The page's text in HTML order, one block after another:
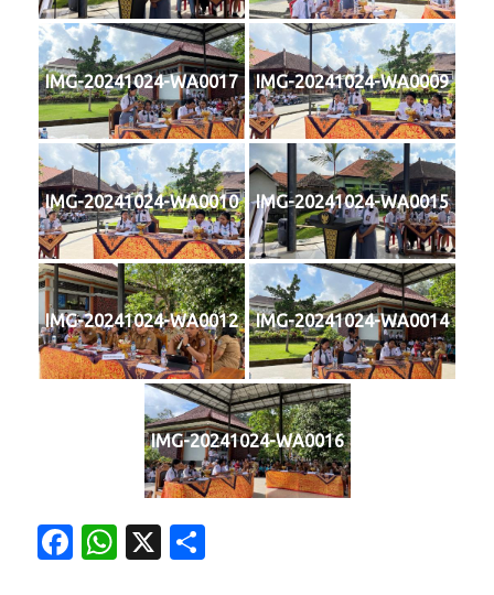
IMG-20241024-WA0017 IMG-20241024-WA0009
IMG-20241024-WA0010 IMG-20241024-WA0015
IMG-20241024-WA0012 IMG-20241024-WA0014
IMG-20241024-WA0016
F
W
X